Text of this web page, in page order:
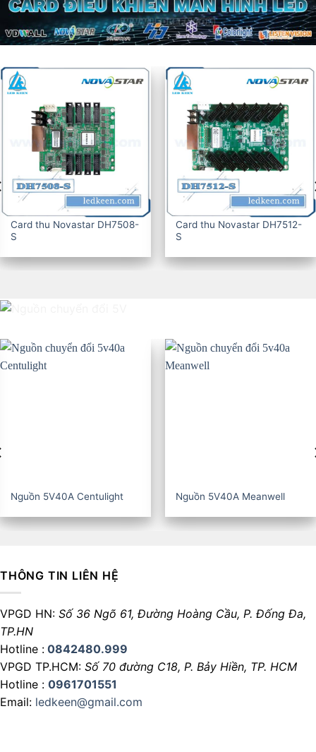
Card thu Novastar DH7516-
S
CARD THU KYSTAR G607
Nguồn 5V40A CZCL Nguồn 5V60A Centulight
THÔNG TIN LIÊN HỆ
VPGD HN: Số 36 Ngõ 61, Đường Hoàng Cầu, P. Đống Đa,
TP.HN
Hotline : 0842480.999
VPGD TP.HCM: Số 70 đường C18, P. Bảy Hiền, TP. HCM
Hotline : 0961701551
Email: ledkeen@gmail.com